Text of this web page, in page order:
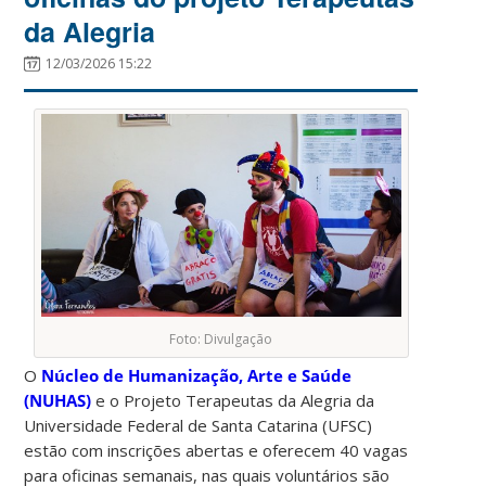
da Alegria
12/03/2026 15:22
Foto: Divulgação
O Núcleo de Humanização, Arte e Saúde
(NUHAS) e o Projeto Terapeutas da Alegria da
Universidade Federal de Santa Catarina (UFSC)
estão com inscrições abertas e oferecem 40 vagas
para oficinas semanais, nas quais voluntários são